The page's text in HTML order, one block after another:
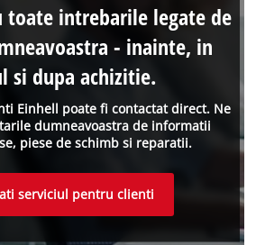
Einhell poate fi contactat direct. Ne
dumneavoastra de informatii
piese de schimb si reparatii.
toate intrebarile legate de
- inainte, in
si dupa achizitie.
serviciul pentru clienti